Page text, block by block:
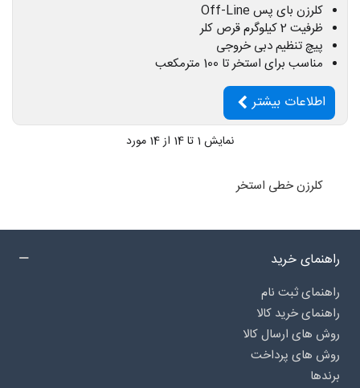
کلرزن بای پس Off-Line
ظرفیت 2 کیلوگرم قرص کلر
پیچ تنظیم دبی خروجی
مناسب برای استخر تا 100 مترمکعب
اطلاعات بیشتر
نمایش 1 تا 14 از 14 مورد
کلرزن خطی استخر
راهنمای خرید
راهنمای ثبت نام
راهنمای خرید کالا
روش های ارسال کالا
روش های پرداخت
برندها